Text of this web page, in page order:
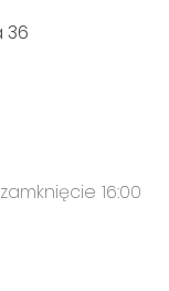
36
16:00